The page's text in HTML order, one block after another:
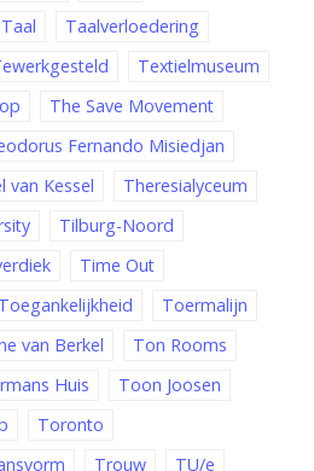
Taal
Taalverloedering
Textielmuseum
The Save Movement
Fernando Misiedjan
van Kessel
Theresialyceum
Tilburg-Noord
Time Out
Toegankelijkheid
Toermalijn
van Berkel
Ton Rooms
Huis
Toon Joosen
Toronto
Trouw
TU/e